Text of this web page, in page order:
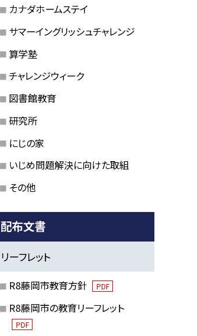
カナダホームステイ
サマーイングリッシュチャレンジ
算学塾
チャレンジウィーク
図書館教育
研究所
にじの家
いじめ問題解決に向けた取組
その他
配布文書
リーフレット
R8藤岡市教育方針 PDF
R8藤岡市の教育リーフレット
PDF